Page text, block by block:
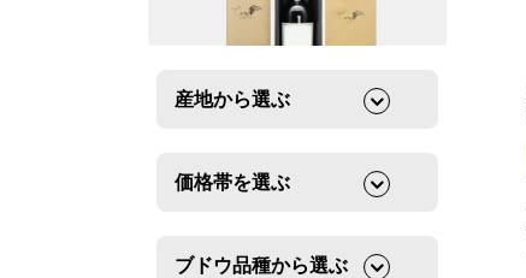
産地から選ぶ
価格帯を選ぶ
ブドウ品種から選ぶ